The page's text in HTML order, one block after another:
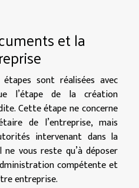
et la
sont réalisées avec
l’étape de la création
Cette étape ne concerne
de l’entreprise, mais
intervenant dans la
vous reste qu’à déposer
compétente et
entreprise.